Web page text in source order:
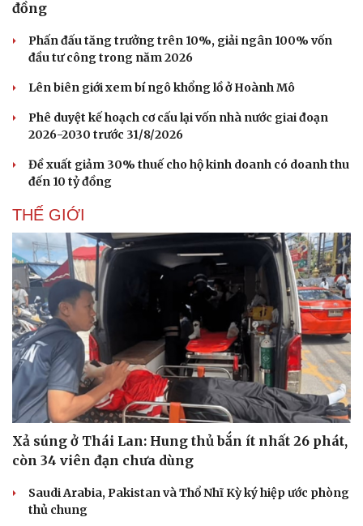
Vụ án
Tin nóng
Tư vấn luật
Vũ khí
Phân tích
đồng
Phấn đấu tăng trưởng trên 10%, giải ngân 100% vốn
đầu tư công trong năm 2026
Lên biên giới xem bí ngô khổng lồ ở Hoành Mô
Phê duyệt kế hoạch cơ cấu lại vốn nhà nước giai đoạn
2026-2030 trước 31/8/2026
Đề xuất giảm 30% thuế cho hộ kinh doanh có doanh thu
đến 10 tỷ đồng
THẾ GIỚI
Xả súng ở Thái Lan: Hung thủ bắn ít nhất 26 phát,
còn 34 viên đạn chưa dùng
Saudi Arabia, Pakistan và Thổ Nhĩ Kỳ ký hiệp ước phòng
thủ chung